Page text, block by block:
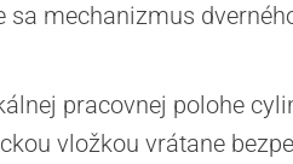
mechanizmus
pracovnej polohe
vložkou vrátane